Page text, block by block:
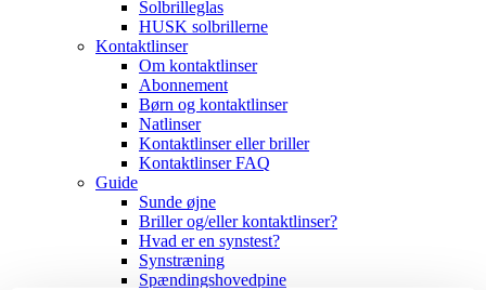
Solbrilleglas
HUSK solbrillerne
Kontaktlinser
Om kontaktlinser
Abonnement
Børn og kontaktlinser
Natlinser
Kontaktlinser eller briller
Kontaktlinser FAQ
Guide
Sunde øjne
Briller og/eller kontaktlinser?
Hvad er en synstest?
Synstræning
Spændingshovedpine